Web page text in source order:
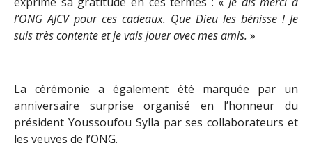
l’ONG AJCV pour ces cadeaux. Que Dieu les bénisse ! Je
suis très contente et je vais jouer avec mes amis. »
La cérémonie a également été marquée par un
anniversaire surprise organisé en l’honneur du
président Youssoufou Sylla par ses collaborateurs et
les veuves de l’ONG.